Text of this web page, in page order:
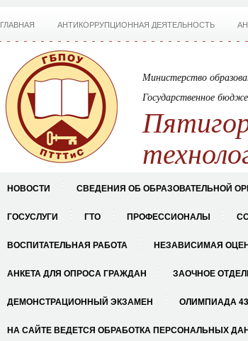
ГЛАВНАЯ АНТИКОРРУПЦИОННАЯ ДЕЯТЕЛЬНОСТЬ
Министерство
Государственное
НОВОСТИ СВЕДЕНИЯ ОБ ОБРАЗОВАТЕЛЬНОЙ
ГОСУСЛУГИ ГТО ПРОФЕССИОНАЛЫ
ВОСПИТАТЕЛЬНАЯ РАБОТА НЕЗАВИСИМАЯ
АНКЕТА ДЛЯ ОПРОСА ГРАЖДАН ЗАОЧНОЕ
ДЕМОНСТРАЦИОННЫЙ ЭКЗАМЕН ОЛИМПИАДА
НА САЙТЕ ВЕДЕТСЯ ОБРАБОТКА ПЕРСОНАЛЬНЫХ